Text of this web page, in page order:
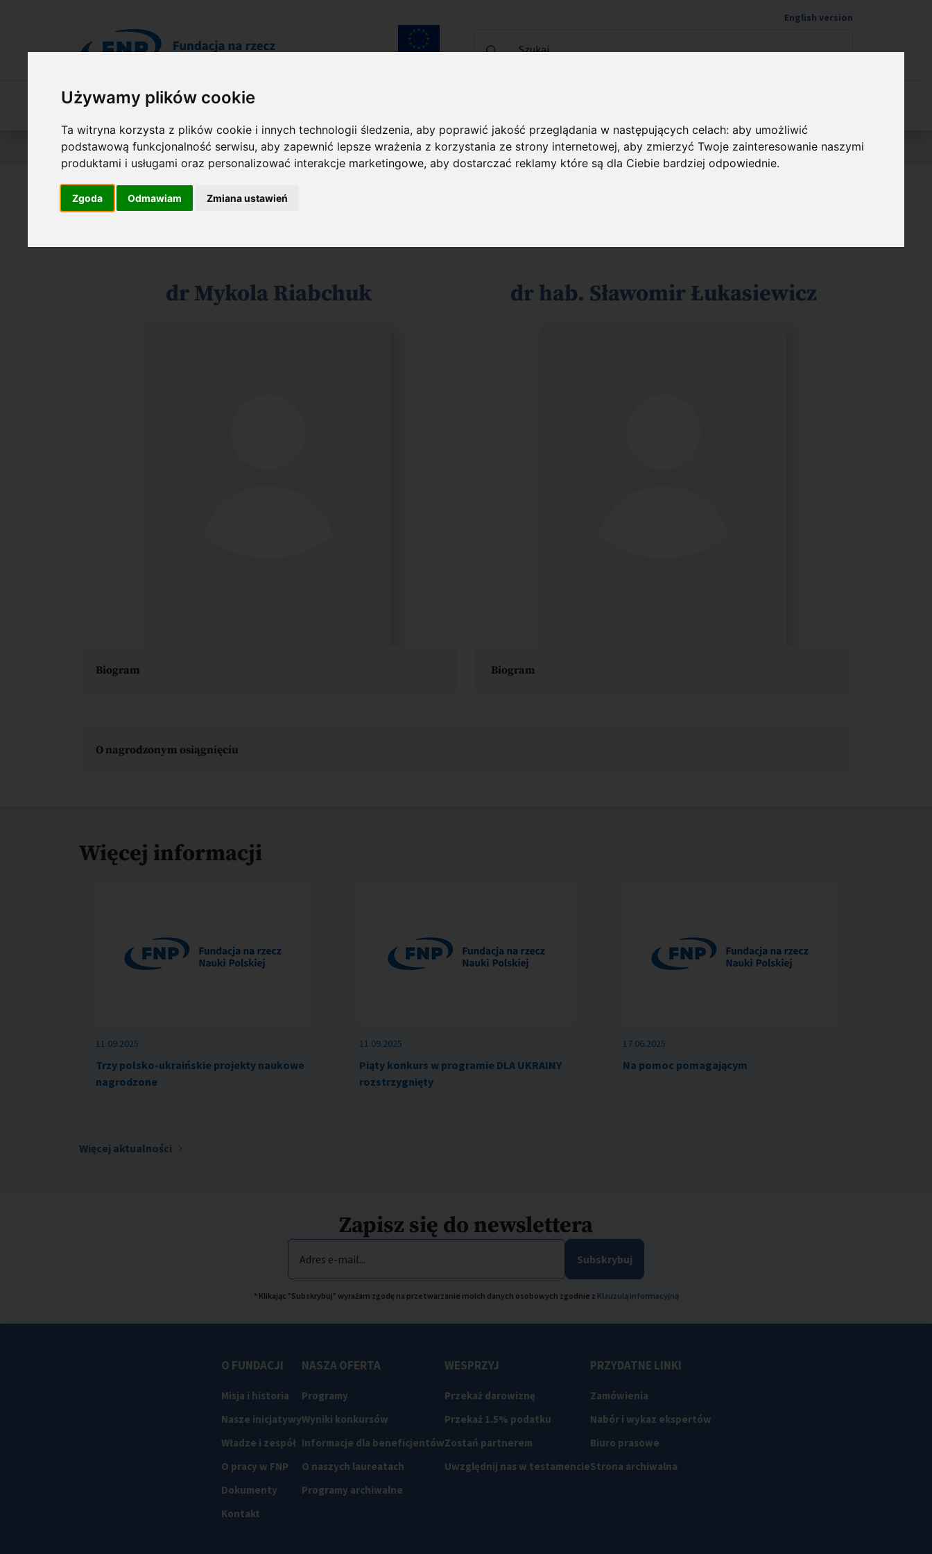
Używamy plików cookie
Ta witryna korzysta z plików cookie i innych technologii śledzenia, aby poprawić jakość przeglądania w następujących celach:aby umożliwić
podstawową funkcjonalność serwisu,aby zapewnić lepsze wrażenia z korzystania ze strony internetowej,aby zmierzyć Twoje zainteresowanie naszymi
produktami i usługami oraz personalizować interakcje marketingowe,aby dostarczać reklamy które są dla Ciebie bardziej odpowiednie.
Zgoda Odmawiam Zmiana ustawień
English version
Szukaj...
O Fundacji Nasza oferta
Jesteś tutaj:
Wyniki konkursów DLA UKRAINY O laureatach
Laureaci nagrody DLA UKRAINY
dr Mykola Riabchuk
Biogram
dr hab. Sławomir Łukasiewicz
Biogram
O nagrodzonym osiągnięciu
Więcej informacji
11.09.2025
Trzy polsko-ukraińskie projekty naukowe
nagrodzone
11.09.2025
Piąty konkurs w programie DLA UKRAINY
rozstrzygnięty
17.06.2025
Na pomoc pomagającym
Więcej aktualności
Zapisz się do newslettera
Adres e-mail... Subskrybuj
* Klikając "Subskrybuj" wyrażam zgodę na przetwarzanie moich danych osobowych zgodnie z Klauzulą informacyjną
O FUNDACJI
Misja i historia
Nasze inicjatywy
Władze i zespół
O pracy w FNP
Dokumenty
Kontakt
NASZA OFERTA
Programy
Wyniki konkursów
Informacje dla beneficjentów
O naszych laureatach
Programy archiwalne
WESPRZYJ
Przekaż darowiznę
Przekaż 1.5% podatku
Zostań partnerem
Uwzględnij nas w testamencie
PRZYDATNE LINKI
Zamówienia
Nabór i wykaz ekspertów
Biuro prasowe
Strona archiwalna